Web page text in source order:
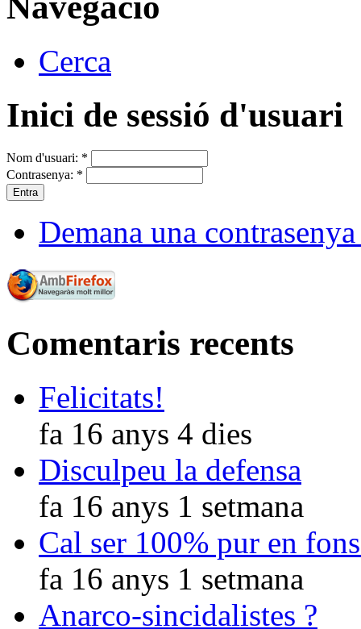
Cerca
Inici de sessió d'usuari
Nom d'usuari: *
Contrasenya: *
Demana una
Comentaris recents
Felicitats!
fa 16 anys 4 dies
Disculpeu la defensa
fa 16 anys 1 setmana
Cal ser 100% pur en
fa 16 anys 1 setmana
Anarco-sincidalistes ?